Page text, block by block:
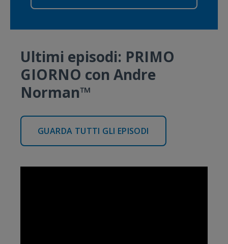
Ultimi episodi: PRIMO
GIORNO con Andre
Norman™
GUARDA TUTTI GLI EPISODI